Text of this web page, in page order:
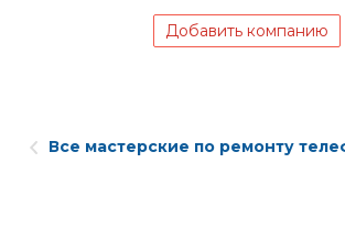
Добавить компанию
Все мастерские по ремонту